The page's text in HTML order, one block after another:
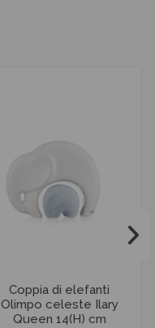
Coppia di elefanti
Olimpo celeste Ilary
Queen 14(H) cm